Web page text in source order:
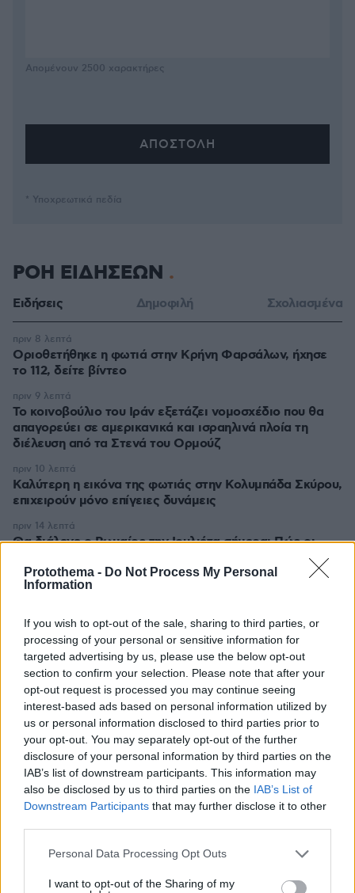
Protothema - Do Not Process My Personal
Information
If you wish to opt-out of the sale, sharing to third parties, or
processing of your personal or sensitive information for
targeted advertising by us, please use the below opt-out
section to confirm your selection. Please note that after your
opt-out request is processed you may continue seeing
interest-based ads based on personal information utilized by
us or personal information disclosed to third parties prior to
your opt-out. You may separately opt-out of the further
disclosure of your personal information by third parties on the
IAB’s list of downstream participants. This information may
also be disclosed by us to third parties on the IAB’s List of
Downstream Participants that may further disclose it to other
Please note that this website/app uses one or more Google
not limited to your visit or usage behaviour. You may click to
Personal Data Processing Opt Outs
I want to opt-out of the Sharing of my
Απομένουν 2500 χαρακτήρες
* Υποχρεωτικά πεδία
ΡΟΗ ΕΙΔΗΣΕΩΝ
Ειδήσεις Δημοφιλή Σχολιασμένα
Οριοθετήθηκε η φωτιά στην Κρήνη Φαρσάλων, ήχησε
το 112, δείτε βίντεο
πριν 8 λεπτά
Το κοινοβούλιο του Ιράν εξετάζει νομοσχέδιο που θα
απαγορεύει σε αμερικανικά και ισραηλινά πλοία τη
διέλευση από τα Στενά του Ορμούζ
πριν 9 λεπτά
Καλύτερη η εικόνα της φωτιάς στην Κολυμπάδα Σκύρου,
επιχειρούν μόνο επίγειες δυνάμεις
πριν 10 λεπτά
Θα διάλεγε ο Ρωμαίος την Ιουλιέτα σήμερα; Πώς οι
πριν 14 λεπτά
πριν 14 λεπτά
Polpo: O Νίκος Κατσικάκης έφερε τη θάλασσα στη
λαχαναγορά τού Ρέντη
πριν 15 λεπτά
Η απόδραση της Αμαλίας Κωστοπούλου στο Κάπρι και η
βόλτα με σκάφος
πριν 18 λεπτά
Έκρηξη σε λεωφορείο σε πόλη κοντά στην Δαμασκό,
αναφορές για πολλούς νεκρούς και τραυματίες
πριν 21 λεπτά
Βοζίνια: Αλεξιπτωτιστής παρέδωσε την φανέλα της
Χιλής, βίντεο
πριν 21 λεπτά
πριν 25 λεπτά